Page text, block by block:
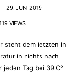
29. JUNI 2019
VIEWS
steht dem letzten in
in nichts nach.
jeden Tag bei 39 C°